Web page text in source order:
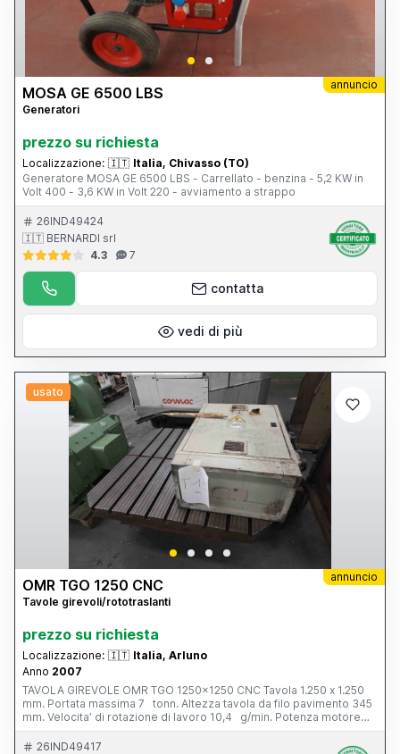
annuncio
MOSA GE 6500 LBS
Generatori
prezzo su richiesta
Localizzazione: 🇮🇹 Italia, Chivasso (TO)
Generatore MOSA GE 6500 LBS - Carrellato - benzina - 5,2 KW in
Volt 400 - 3,6 KW in Volt 220 - avviamento a strappo
26IND49424
🇮🇹 BERNARDI srl
4.3
7
contatta
vedi di più
usato
annuncio
OMR TGO 1250 CNC
Tavole girevoli/rototraslanti
prezzo su richiesta
Localizzazione: 🇮🇹 Italia, Arluno
Anno 2007
TAVOLA GIREVOLE OMR TGO 1250x1250 CNC Tavola 1.250 x 1.250
mm. Portata massima 7 tonn. Altezza tavola da filo pavimento 345
mm. Velocita’ di rotazione di lavoro 10,4 g/min. Potenza motore
principale 8,5 kw. CNC SIPRO Peso totale 2.800 kg. Anno di
costruzione 2007
26IND49417